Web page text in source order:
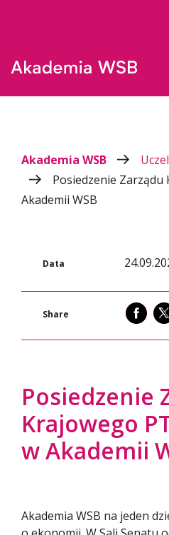
Akademia WSB
Posiedzenie Zarządu
Akademii WSB
Data
Share
Posiedzenie
Krajowego
w Akademii
Akademia WSB na jeden